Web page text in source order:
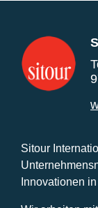
Sitour
Innovationen